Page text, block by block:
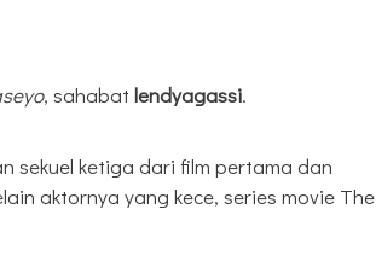
, sahabat lendyagassi.
sekuel ketiga dari film pertama dan
aktornya yang kece, series movie The